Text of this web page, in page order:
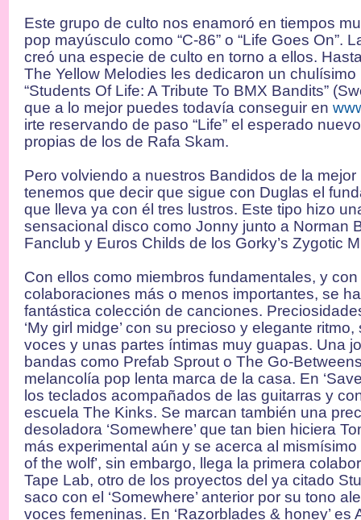
Este grupo de culto nos enamoró en tiempos
pop mayúsculo como “C-86” o “Life Goes On”.
creó una especie de culto en torno a ellos.
The Yellow Melodies les dedicaron un chulísimo
“Students Of Life: A Tribute To BMX Bandits”
que a lo mejor puedes todavía conseguir en
irte reservando de paso “Life” el esperado
propias de los de Rafa Skam.
Pero volviendo a nuestros Bandidos de la
tenemos que decir que sigue con Duglas el
que lleva ya con él tres lustros. Este tipo hizo
sensacional disco como Jonny junto a Norman
Fanclub y Euros Childs de los Gorky’s Zygotic
Con ellos como miembros fundamentales, y
colaboraciones más o menos importantes, se
fantástica colección de canciones.
‘My girl midge’ con su precioso y elegante
voces y unas partes íntimas muy guapas. Una
bandas como Prefab Sprout o The Go-
melancolía pop lenta marca de la casa. En
los teclados acompañados de las guitarras y
escuela The Kinks. Se marcan también una
desoladora ‘Somewhere’ que tan bien hiciera
más experimental aún y se acerca al mismísimo
of the wolf’, sin embargo, llega la primera
Tape Lab, otro de los proyectos del ya citado
saco con el ‘Somewhere’ anterior por su tono
voces femeninas. En ‘Razorblades & honey’ es